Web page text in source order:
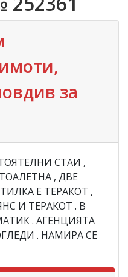
за
СТАИ ,
, ДВЕ
Е ТЕРАКОТ ,
И ТЕРАКОТ . В
. АГЕНЦИЯТА
. НАМИРА СЕ